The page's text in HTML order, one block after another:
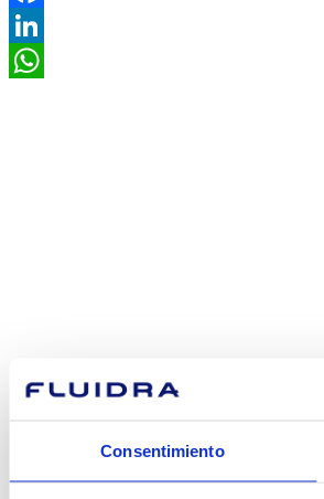
Consentimiento
Facebook
LinkedIn
podemos
ayudarte?